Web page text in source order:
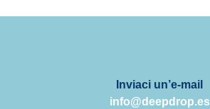
Inviaci un’e-mail
info@deepdrop.es